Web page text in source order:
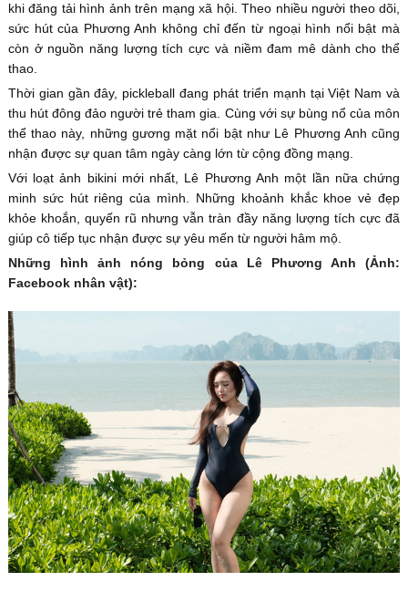
khi đăng tải hình ảnh trên mạng xã hội. Theo nhiều người theo dõi,
sức hút của Phương Anh không chỉ đến từ ngoại hình nổi bật mà
còn ở nguồn năng lượng tích cực và niềm đam mê dành cho thể
thao.
Thời gian gần đây, pickleball đang phát triển mạnh tại Việt Nam và
thu hút đông đảo người trẻ tham gia. Cùng với sự bùng nổ của môn
thể thao này, những gương mặt nổi bật như Lê Phương Anh cũng
nhận được sự quan tâm ngày càng lớn từ cộng đồng mạng.
Với loạt ảnh bikini mới nhất, Lê Phương Anh một lần nữa chứng
minh sức hút riêng của mình. Những khoảnh khắc khoe vẻ đẹp
khỏe khoắn, quyến rũ nhưng vẫn tràn đầy năng lượng tích cực đã
giúp cô tiếp tục nhận được sự yêu mến từ người hâm mộ.
Những hình ảnh nóng bỏng của Lê Phương Anh (Ảnh:
Facebook nhân vật):